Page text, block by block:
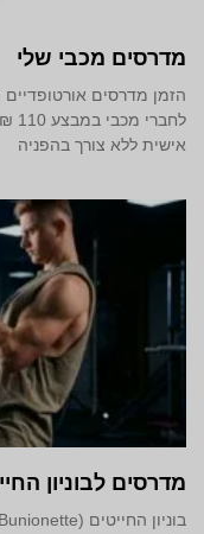
מדרסים מכבי שלי
הזמן מדרסים
אישית ללא צורך בהפניה
מדרסים לבוניון